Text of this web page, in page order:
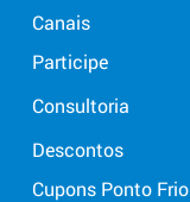
Canais
Participe
Consultoria
Descontos
Cupons Ponto Frio